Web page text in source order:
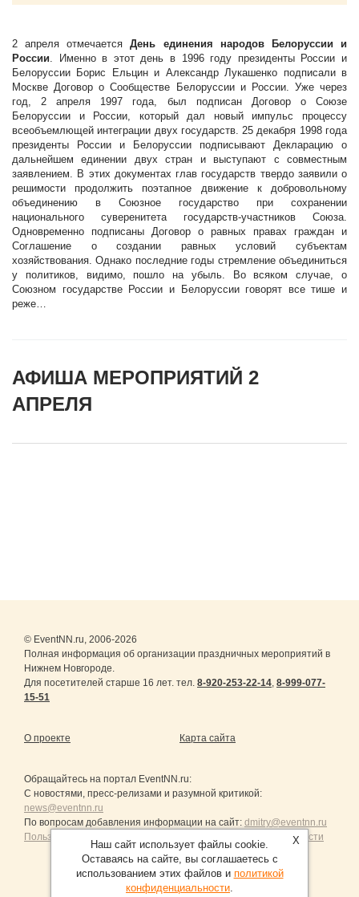
2 апреля отмечаетсяДень единения народов Белоруссии и
России. Именно в этот день в 1996 году президенты России и
Белоруссии Борис Ельцин и Александр Лукашенко подписали в
Москве Договор о Сообществе Белоруссии и России. Уже через
год, 2 апреля 1997 года, был подписан Договор о Союзе
Белоруссии и России, который дал новый импульс процессу
всеобъемлющей интеграции двух государств. 25 декабря 1998 года
президенты России и Белоруссии подписывают Декларацию о
дальнейшем единении двух стран и выступают с совместным
заявлением. В этих документах глав государств твердо заявили о
решимости продолжить поэтапное движение к добровольному
объединению в Союзное государство при сохранении
национального суверенитета государств-участников Союза.
Одновременно подписаны Договор о равных правах граждан и
Соглашение о создании равных условий субъектам
хозяйствования. Однако последние годы стремление объединиться
у политиков, видимо, пошло на убыль. Во всяком случае, о
Союзном государстве России и Белоруссии говорят все тише и
реже…
АФИША МЕРОПРИЯТИЙ 2
АПРЕЛЯ
© EventNN.ru, 2006-2026
Полная информация об организации праздничных мероприятий в
Нижнем Новгороде.
Для посетителей старше 16 лет. тел. 8-920-253-22-14, 8-999-077-
15-51
О проекте Карта сайта
Обращайтесь на портал EventNN.ru:
С новостями, пресс-релизами и разумной критикой:
news@eventnn.ru
По вопросам добавления информации на сайт: dmitry@eventnn.ru
Пользовательское Соглашение и политика конфиденциальности
X
Наш сайт использует файлы cookie.
Оставаясь на сайте, вы соглашаетесь с
использованием этих файлов и политикой
конфиденциальности.